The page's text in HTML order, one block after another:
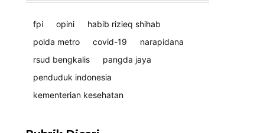
fpi opini
habib rizieq shihab
polda metro
covid-19
narapidana
rsud bengkalis
pangda jaya
penduduk indonesia
kementerian kesehatan